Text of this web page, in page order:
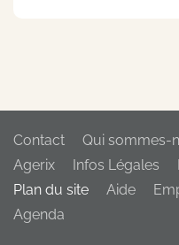
Contact Qui sommes-
Agerix
Infos Légales
Plan du site
Aide
Agenda